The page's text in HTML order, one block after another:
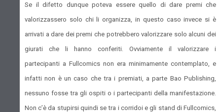
Se il difetto dunque poteva essere quello di dare premi che
valorizzassero solo chi li organizza, in questo caso invece si è
arrivati a dare dei premi che potrebbero valorizzare solo alcuni dei
giurati che li hanno conferiti. Ovviamente il valorizzare i
partecipanti a Fullcomics non era minimamente contemplato, e
infatti non è un caso che tra i premiati, a parte Bao Publishing,
nessuno fosse tra gli ospiti o i partecipanti della manifestazione.
Non c’è da stupirsi quindi se tra i corridoi e gli stand di Fullcomics,